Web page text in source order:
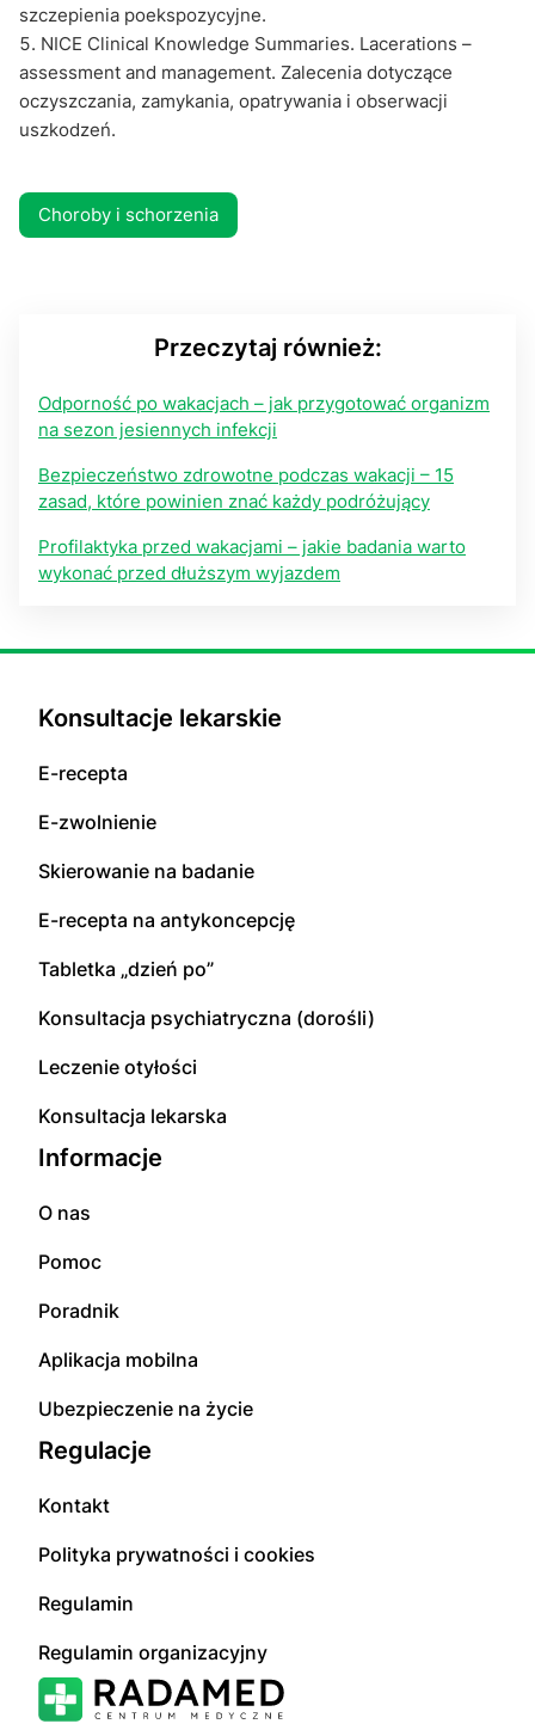
szczepienia poekspozycyjne.
NICE Clinical Knowledge Summaries. Lacerations –
assessment and management. Zalecenia dotyczące
oczyszczania, zamykania, opatrywania i obserwacji
uszkodzeń.
Choroby i schorzenia
Przeczytaj również:
Odporność po wakacjach – jak przygotować organizm
na sezon jesiennych infekcji
Bezpieczeństwo zdrowotne podczas wakacji – 15
zasad, które powinien znać każdy podróżujący
Profilaktyka przed wakacjami – jakie badania warto
wykonać przed dłuższym wyjazdem
Konsultacje lekarskie
E-recepta
E-zwolnienie
Skierowanie na badanie
E-recepta na antykoncepcję
Tabletka „dzień po”
Konsultacja psychiatryczna (dorośli)
Leczenie otyłości
Konsultacja lekarska
Informacje
O nas
Pomoc
Poradnik
Aplikacja mobilna
Ubezpieczenie na życie
Regulacje
Kontakt
Polityka prywatności i cookies
Regulamin
Regulamin organizacyjny